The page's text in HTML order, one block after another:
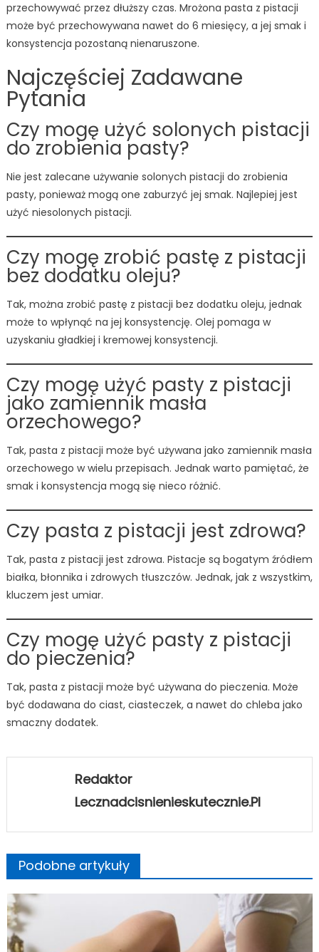
przechowywać przez dłuższy czas. Mrożona pasta z pistacji
może być przechowywana nawet do 6 miesięcy, a jej smak i
konsystencja pozostaną nienaruszone.
Najczęściej Zadawane
Pytania
Czy mogę użyć solonych pistacji
do zrobienia pasty?
Nie jest zalecane używanie solonych pistacji do zrobienia
pasty, ponieważ mogą one zaburzyć jej smak. Najlepiej jest
użyć niesolonych pistacji.
Czy mogę zrobić pastę z pistacji
bez dodatku oleju?
Tak, można zrobić pastę z pistacji bez dodatku oleju, jednak
może to wpłynąć na jej konsystencję. Olej pomaga w
uzyskaniu gładkiej i kremowej konsystencji.
Czy mogę użyć pasty z pistacji
jako zamiennik masła
orzechowego?
Tak, pasta z pistacji może być używana jako zamiennik masła
orzechowego w wielu przepisach. Jednak warto pamiętać, że
smak i konsystencja mogą się nieco różnić.
Czy pasta z pistacji jest zdrowa?
Tak, pasta z pistacji jest zdrowa. Pistacje są bogatym źródłem
białka, błonnika i zdrowych tłuszczów. Jednak, jak z wszystkim,
kluczem jest umiar.
Czy mogę użyć pasty z pistacji
do pieczenia?
Tak, pasta z pistacji może być używana do pieczenia. Może
być dodawana do ciast, ciasteczek, a nawet do chleba jako
smaczny dodatek.
Redaktor
Lecznadcisnienieskutecznie.pl
Podobne artykuły